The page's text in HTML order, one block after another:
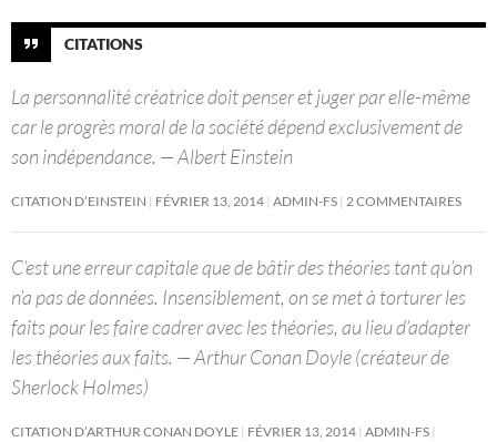
CITATIONS
La personnalité créatrice doit penser et juger par elle-même
car le progrès moral de la société dépend exclusivement de
son indépendance. — Albert Einstein
CITATION D’EINSTEIN FÉVRIER 13, 2014 ADMIN-FS 2 COMMENTAIRES
C’est une erreur capitale que de bâtir des théories tant qu’on
n’a pas de données. Insensiblement, on se met à torturer les
faits pour les faire cadrer avec les théories, au lieu d’adapter
les théories aux faits. — Arthur Conan Doyle (créateur de
Sherlock Holmes)
CITATION D’ARTHUR CONAN DOYLE FÉVRIER 13, 2014 ADMIN-FS